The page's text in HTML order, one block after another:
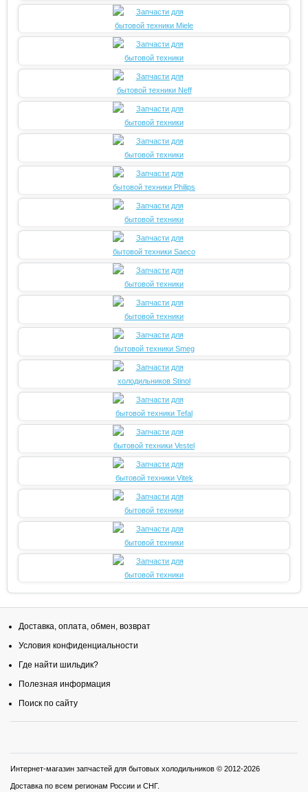
Доставка, оплата, обмен, возврат
Условия конфиденциальности
Где найти шильдик?
Полезная информация
Поиск по сайту
Интернет-магазин запчастей для бытовых холодильников © 2012-2026
Доставка по всем регионам России и СНГ.